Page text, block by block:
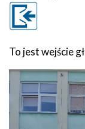
To jest wejście